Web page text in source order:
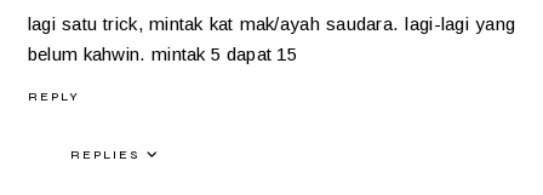
lagi satu trick, mintak kat mak/ayah saudara. lagi-lagi yang
belum kahwin. mintak 5 dapat 15
REPLY
REPLIES